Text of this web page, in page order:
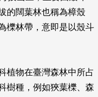
的闊葉林也稱為樟殼
櫟林帶，意即是以殼斗
植物在臺灣森林中所占
樹種，例如狹葉櫟、森